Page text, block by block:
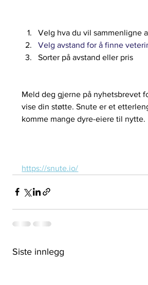
Velg hva du vil sammenligne
Velg avstand for å finne
Sorter på avstand eller pris
Meld deg gjerne på nyhetsbrevet
vise din støtte. Snute er et
komme mange dyre-eiere til nytte.
https://snute.io/
Siste innlegg